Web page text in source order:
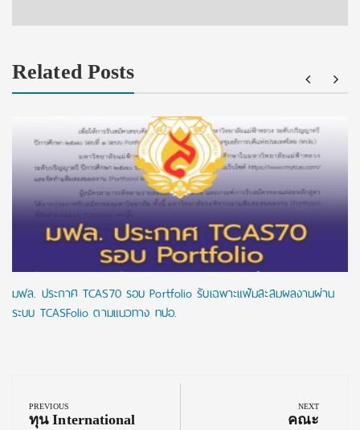
Related Posts
มฟล. ประกาศ TCAS70 รอบ Portfolio รับเฉพาะแฟ้มสะสมผลงานผ่าน
ระบบ TCASFolio ตามแนวทาง ทปอ.
navigation
PREVIOUS
Previous
ทุน International
NEXT
Next
คณะ